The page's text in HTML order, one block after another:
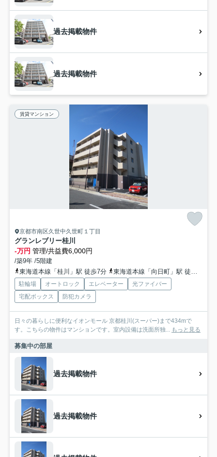
過去掲載物件
過去掲載物件
賃貸マンション
京都市南区久世中久世町１丁目
グランレブリー桂川
-万円 管理/共益費6,000円
/築9年 /5階建
東海道本線「桂川」駅 徒歩7分
東海道本線「向日町」駅 徒歩6分
駐輪場 オートロック エレベーター
光ファイバー
宅配ボックス
防犯カメラ
日々の暮らしに便利なイオンモール 京都桂川(スーパー)まで434mで
す。こちらの物件はマンションです。室内設備は洗面所独... もっと見る
募集中の部屋
過去掲載物件
過去掲載物件